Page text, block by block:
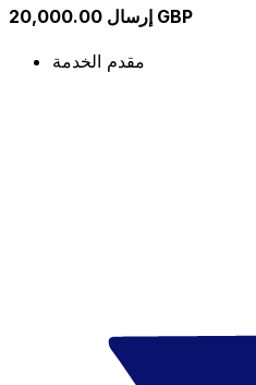
إرسال 20,000.00 GBP
مقدم الخدمة